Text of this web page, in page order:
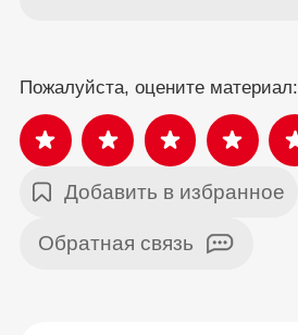
Пожалуйста, оцените материал:
Добавить в избранное
Обратная связь